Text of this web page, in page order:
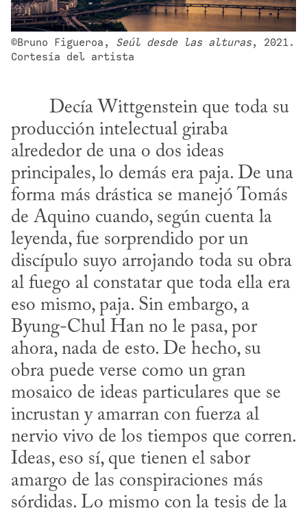
©Bruno Figueroa, Seúl desde las alturas, 2021.
Cortesía del artista
producción intelectual giraba
alrededor de una o dos ideas
principales, lo demás era paja. De una
forma más drástica se manejó Tomás
de Aquino cuando, según cuenta la
leyenda, fue sorprendido por un
discípulo suyo arrojando toda su obra
al fuego al constatar que toda ella era
eso mismo, paja. Sin embargo, a
Byung-Chul Han no le pasa, por
ahora, nada de esto. De hecho, su
obra puede verse como un gran
mosaico de ideas particulares que se
incrustan y amarran con fuerza al
nervio vivo de los tiempos que corren.
Ideas, eso sí, que tienen el sabor
amargo de las conspiraciones más